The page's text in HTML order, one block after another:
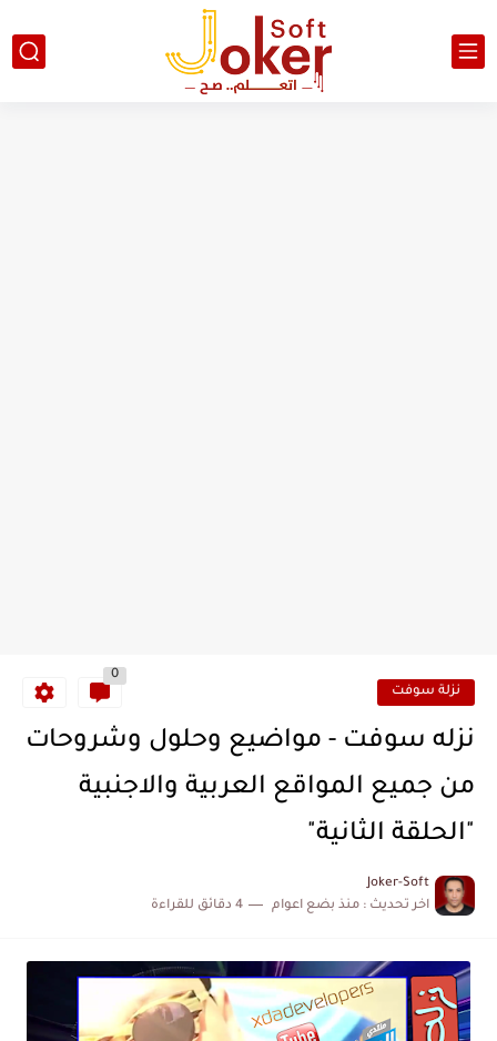
نزلة سوفت
0
نزله سوفت - مواضيع وحلول وشروحات
من جميع المواقع العربية والاجنبية
"الحلقة الثانية"
Joker-Soft
اخر تحديث : منذ بضع اعوام 4 دقائق للقراءة